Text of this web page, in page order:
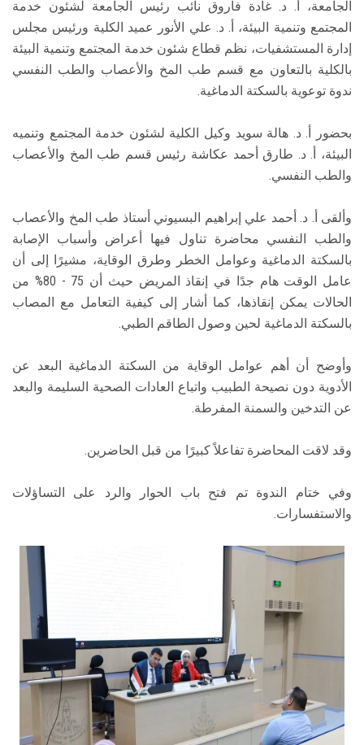
الجامعة، أ. د. غادة فاروق نائب رئيس الجامعة لشئون خدمة
المجتمع وتنمية البيئة، أ. د. علي الأنور عميد الكلية ورئيس مجلس
إدارة المستشفيات، نظم قطاع شئون خدمة المجتمع وتنمية البيئة
بالكلية بالتعاون مع قسم طب المخ والأعصاب والطب النفسي
ندوة توعوية بالسكتة الدماغية.
بحضور أ. د. هالة سويد وكيل الكلية لشئون خدمة المجتمع وتنميه
البيئة، أ. د. طارق أحمد عكاشة رئيس قسم طب المخ والأعصاب
والطب النفسي.
وألقى أ. د. أحمد علي إبراهيم البسيوني أستاذ طب المخ والأعصاب
والطب النفسي محاضرة تناول فيها أعراض وأسباب الإصابة
بالسكتة الدماغية وعوامل الخطر وطرق الوقاية، مشيرًا إلى أن
عامل الوقت هام جدًا في إنقاذ المريض حيث أن 75 - 80% من
الحالات يمكن إنقاذها، كما أشار إلى كيفية التعامل مع المصاب
بالسكتة الدماغية لحين وصول الطاقم الطبي.
وأوضح أن أهم عوامل الوقاية من السكتة الدماغية البعد عن
الأدوية دون نصيحة الطبيب واتباع العادات الصحية السليمة والبعد
عن التدخين والسمنة المفرطة.
وقد لاقت المحاضرة تفاعلاً كبيرًا من قبل الحاضرين.
وفي ختام الندوة تم فتح باب الحوار والرد على التساؤلات
والاستفسارات.